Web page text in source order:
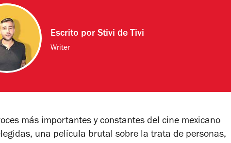
Escrito por Stivi de Tivi
Writer
más importantes y constantes del cine mexicano
, una película brutal sobre la trata de personas,